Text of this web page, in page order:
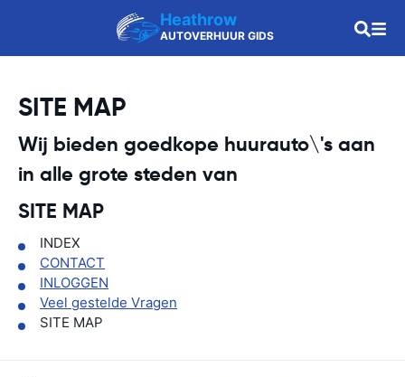
Heathrow
AUTOVERHUUR GIDS
SITE MAP
Wij bieden goedkope huurauto\'s aan
in alle grote steden van
SITE MAP
INDEX
CONTACT
INLOGGEN
Veel gestelde Vragen
SITE MAP